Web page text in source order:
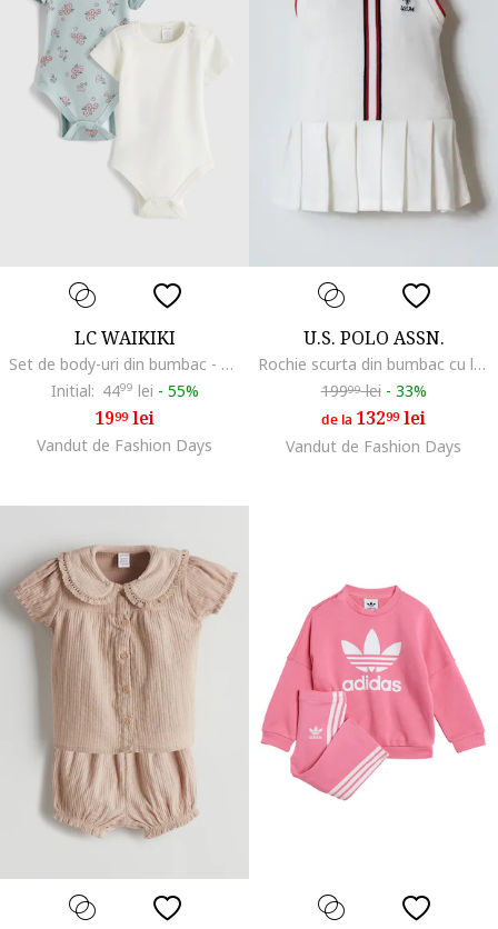
LC WAIKIKI
Set de body-uri din bumbac - 2 piese, Alb/Roz pastel/Verde pal
Initial: 4499 lei - 55%
1999lei
Vandut de Fashion Days
U.S. POLO ASSN.
Rochie scurta din bumbac cu logo, Rosu/Alb/Albastru ultramarin
19999lei - 33%
de la 13299lei
Vandut de Fashion Days